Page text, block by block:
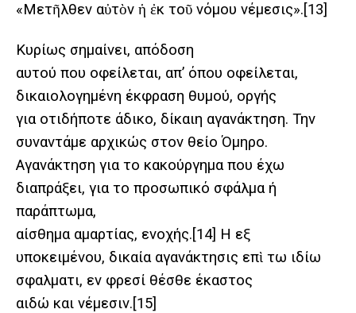
«Μετῆλθεν αὐτὸν ἡ ἐκ τοῦ νόμου νέμεσις».[13]
Κυρίως σημαίνει, απόδοση
αυτού που οφείλεται, απ’ όπου οφείλεται,
δικαιολογημένη έκφραση θυμού, οργής
για οτιδήποτε άδικο, δίκαιη αγανάκτηση. Την
συναντάμε αρχικώς στον θείο Όμηρο.
Αγανάκτηση για το κακούργημα που έχω
διαπράξει, για το προσωπικό σφάλμα ή
παράπτωμα,
αίσθημα αμαρτίας, ενοχής.[14] Η εξ
υποκειμένου, δικαία αγανάκτησις επὶ τω ιδίω
σφαλματι, εν φρεσί θέσθε έκαστος
αιδώ και νέμεσιν.[15]